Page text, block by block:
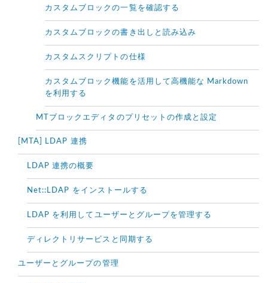
カスタムブロックの一覧を確認する
カスタムブロックの書き出しと読み込み
カスタムスクリプトの仕様
カスタムブロック機能を活用して高機能な Markdown
を利用する
MTブロックエディタのプリセットの作成と設定
[MTA] LDAP 連携
LDAP 連携の概要
Net::LDAP をインストールする
LDAP を利用してユーザーとグループを管理する
ディレクトリサービスと同期する
ユーザーとグループの管理